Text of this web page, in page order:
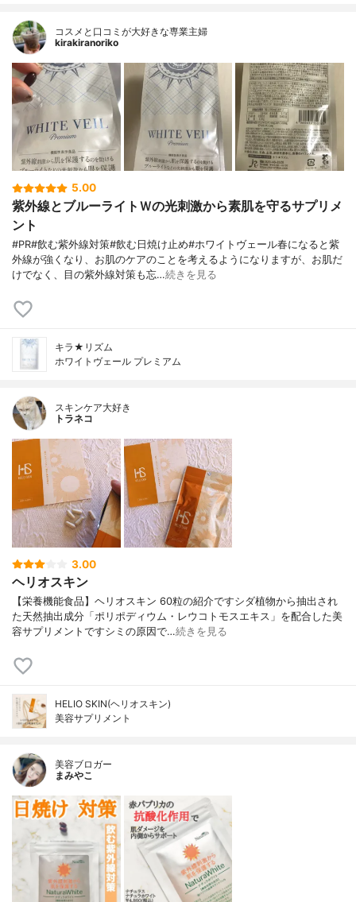
コスメと口コミが大好きな専業主婦
kirakiranoriko
5.00
紫外線とブルーライトＷの光刺激から素肌を守るサプリメ
ント
#PR#飲む紫外線対策#飲む日焼け止め#ホワイトヴェール春になると紫
外線が強くなり、お肌のケアのことを考えるようになりますが、お肌だ
けでなく、目の紫外線対策も忘…続きを見る
キラ★リズム
ホワイトヴェール プレミアム
スキンケア大好き
トラネコ
3.00
ヘリオスキン
【栄養機能食品】ヘリオスキン 60粒の紹介ですシダ植物から抽出され
た天然抽出成分「ポリポディウム・レウコトモスエキス」を配合した美
容サプリメントですシミの原因で…続きを見る
HELIO SKIN(ヘリオスキン)
美容サプリメント
美容ブロガー
まみやこ